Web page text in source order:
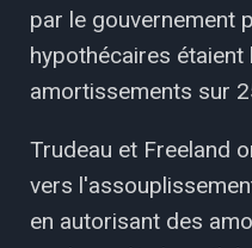
par le gouvernement
hypothécaires étaient
amortissements sur
Trudeau et Freeland
vers
en autorisant des